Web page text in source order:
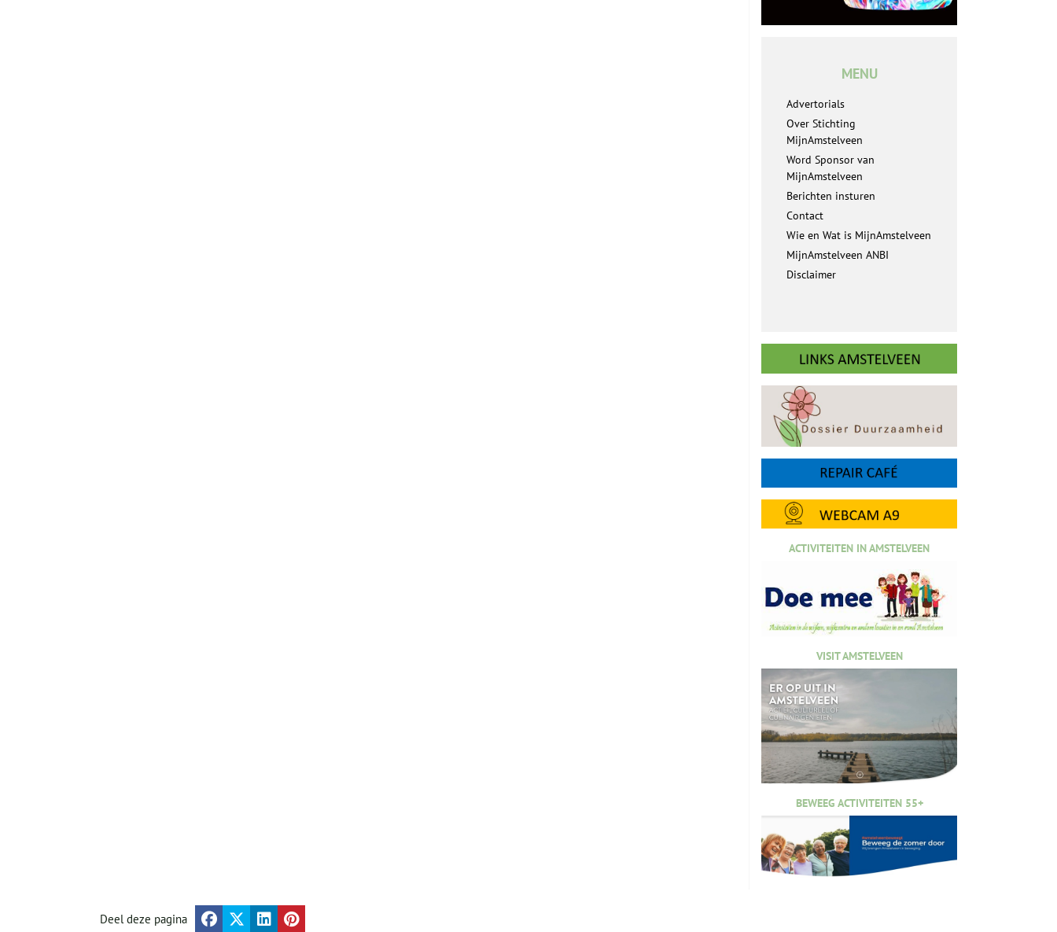
MENU
Advertorials
Over Stichting
MijnAmstelveen
Word Sponsor van
MijnAmstelveen
Berichten insturen
Contact
Wie en Wat is MijnAmstelveen
MijnAmstelveen ANBI
Disclaimer
ACTIVITEITEN IN AMSTELVEEN
VISIT AMSTELVEEN
BEWEEG ACTIVITEITEN 55+
Deel deze pagina